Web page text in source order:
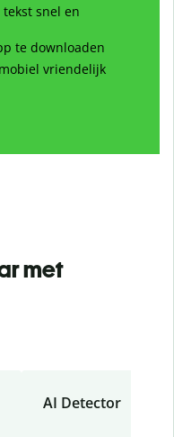
snel en
te downloaden
vriendelijk
met
AI Detector